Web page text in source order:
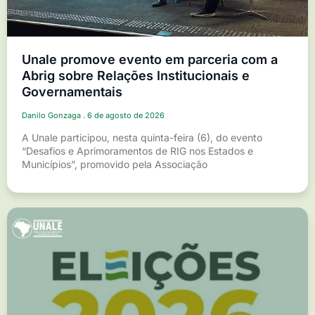
Unale promove evento em parceria com a
Abrig sobre Relações Institucionais e
Governamentais
Danilo Gonzaga 6 de agosto de 2026
A Unale participou, nesta quinta-feira (6), do evento
“Desafios e Aprimoramentos de RIG nos Estados e
Municípios”, promovido pela Associação